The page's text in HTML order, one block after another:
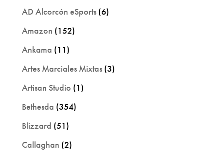
AD Alcorcón eSports(6)
Amazon (152)
Ankama (11)
Artes Marciales Mixtas(3)
Artisan Studio (1)
Bethesda (354)
Blizzard (51)
Callaghan (2)